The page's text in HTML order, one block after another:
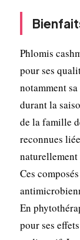
Phlomis
pour ses
notamment
durant la
de la famille
reconnues
naturellement
Ces
En
pour ses